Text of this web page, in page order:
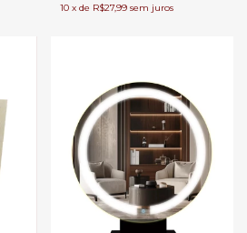
10 x de R$27,99 sem juros